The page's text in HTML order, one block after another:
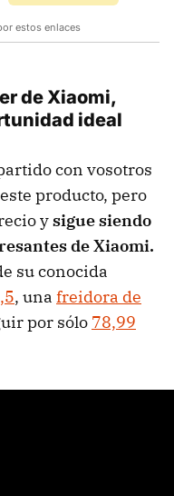
estos enlaces
de Xiaomi,
ideal
con vosotros
producto, pero
ysigue siendo
de Xiaomi.
su conocida
, una freidora de
por sólo 78,99